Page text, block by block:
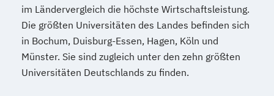
im Ländervergleich die höchste Wirtschaftsleistung.
Die größten Universitäten des Landes befinden sich
in Bochum, Duisburg-Essen, Hagen, Köln und
Münster. Sie sind zugleich unter den zehn größten
Universitäten Deutschlands zu finden.